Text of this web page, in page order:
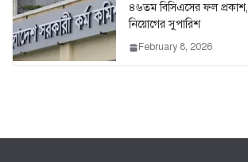
৪৬তম বিসিএসের ফল
নিয়োগের সুপারিশ
February 8, 2026